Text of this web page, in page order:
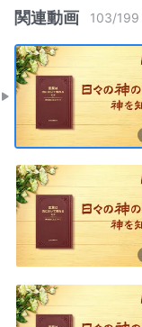
関連動画 103/199